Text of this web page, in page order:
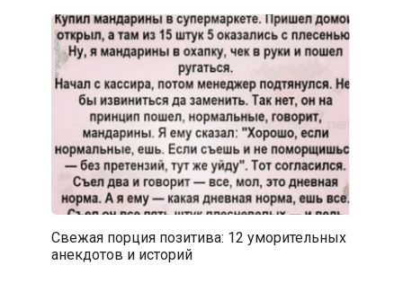
Свежая порция позитива: 12 уморительных
анекдотов и историй